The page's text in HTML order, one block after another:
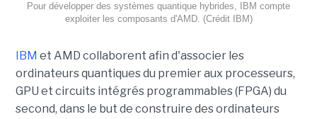
Pour développer des systèmes quantique hybrides, IBM compte
exploiter les composants d'AMD. (Crédit IBM)
IBM et AMD collaborent afin d'associer les
ordinateurs quantiques du premier aux processeurs,
GPU et circuits intégrés programmables (FPGA) du
second, dans le but de construire des ordinateurs